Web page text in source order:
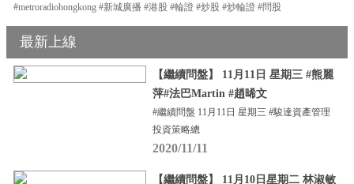
#metroradiohongkong #新城廣播 #港股 #輪證 #炒股 #炒輪證 #問股
最新上線
【繼續問盤】 11月11日 星期三 #熊麗
萍#法巴Martin #趙晞文
#繼續問盤 11月11日 星期三 #駿達資產管理
投資策略總
2020/11/11
【繼續問盤】 11月10日星期二 林淑敏